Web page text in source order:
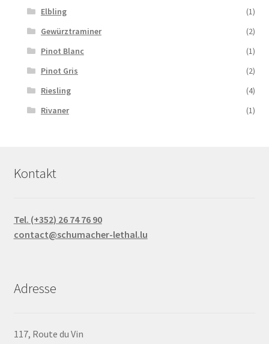
Elbling
(1)
Gewürztraminer
(2)
Pinot Blanc
(1)
Pinot Gris
(2)
Riesling
(4)
Rivaner
(1)
Kontakt
Tel. (+352) 26 74 76 90
contact@schumacher-lethal.lu
Adresse
117, Route du Vin